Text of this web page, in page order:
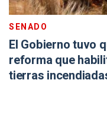
SENADO
El Gobierno tuvo
reforma que
tierras